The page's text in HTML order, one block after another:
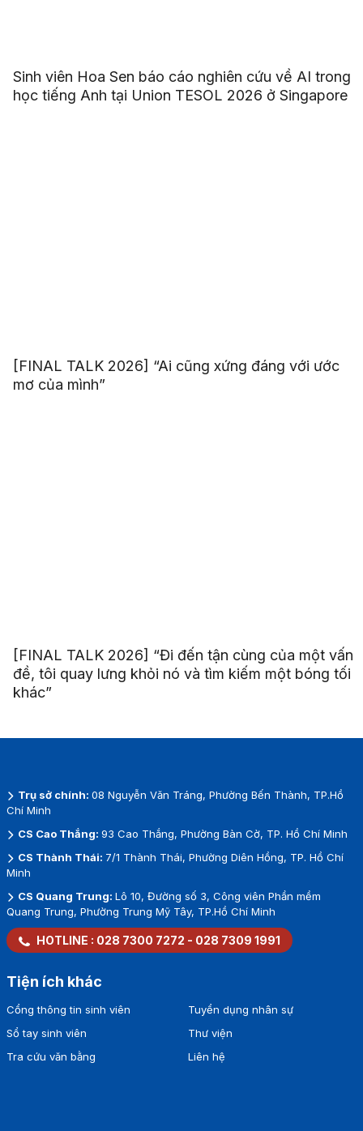
Sinh viên Hoa Sen báo cáo nghiên cứu về AI trong
học tiếng Anh tại Union TESOL 2026 ở Singapore
[FINAL TALK 2026] “Ai cũng xứng đáng với ước
mơ của mình”
[FINAL TALK 2026] “Đi đến tận cùng của một vấn
đề, tôi quay lưng khỏi nó và tìm kiếm một bóng tối
khác”
Trụ sở chính: 08 Nguyễn Văn Tráng, Phường Bến Thành, TP.Hồ
Chí Minh
CS Cao Thắng: 93 Cao Thắng, Phường Bàn Cờ, TP. Hồ Chí Minh
CS Thành Thái: 7/1 Thành Thái, Phường Diên Hồng, TP. Hồ Chí
Minh
CS Quang Trung: Lô 10, Đường số 3, Công viên Phần mềm
Quang Trung, Phường Trung Mỹ Tây, TP.Hồ Chí Minh
HOTLINE : 028 7300 7272 - 028 7309 1991
Tiện ích khác
Cổng thông tin sinh viên
Sổ tay sinh viên
Tra cứu văn bằng
Tuyển dụng nhân sự
Thư viện
Liên hệ